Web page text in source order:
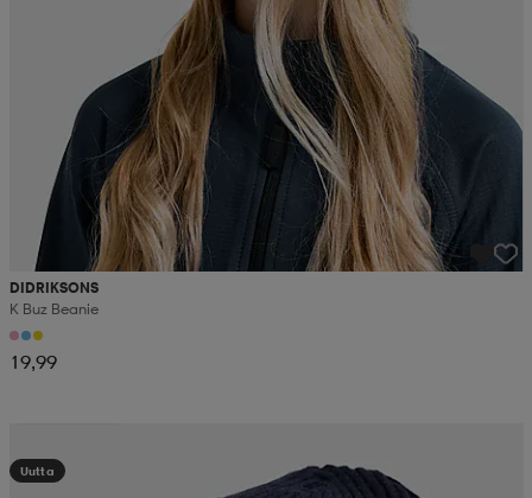
DIDRIKSONS
K Buz Beanie
19,99
Uutta